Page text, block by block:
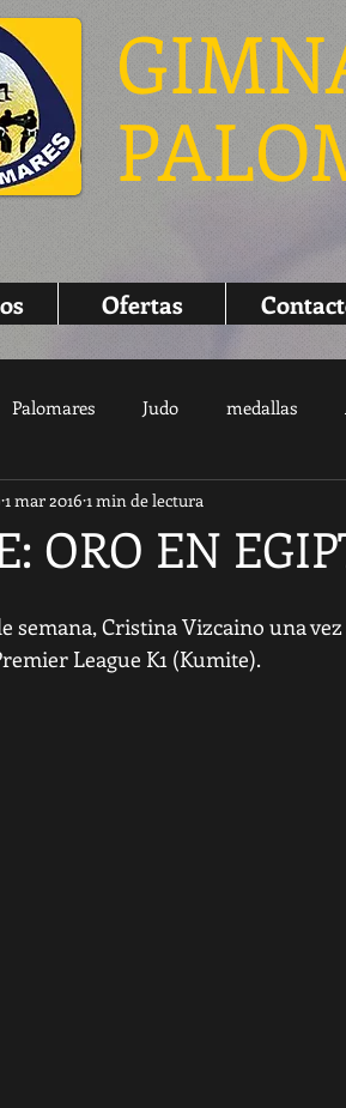
Ofertas
Palomares Judo medallas
Tu comunidad
ORO EN
1 mar 2016 1 min de lectura
semana, Cristina Vizcaino una
League K1 (Kumite).